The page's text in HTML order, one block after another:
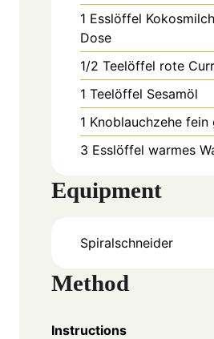
1 Esslöffel
Dose
1/2 Teelöffel rote
1 Teelöffel Sesamöl
1 Knoblauchzehe fein
3 Esslöffel warmes
Equipment
Spiralschneider
Method
Instructions